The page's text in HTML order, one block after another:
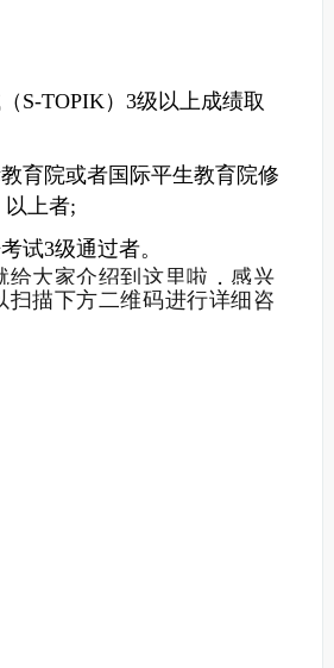
S-TOPIK）3级以上成绩取
育院或者国际平生教育院修
以上者;
试3级通过者。
给大家介绍到这里啦，感兴
扫描下方二维码进行详细咨